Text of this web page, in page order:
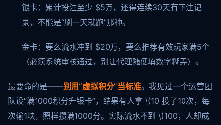
银卡：累计投注至少 $5万，还得连续30天有下注记
录，不能是“刷一天就跑”那种。
金卡：要么流水冲到 $20万，要么推荐有效玩家满5个
（必须系统审核通过，别让代理随便填数字糊弄）。
最要命的是——别用“虚拟积分”当标准。我见过一个运营团
队设“满1000积分升银卡”，结果有人拿 \(10 投了10次，每
次输1块，照样攒满1000分。实际流水不到 \)100，人却成